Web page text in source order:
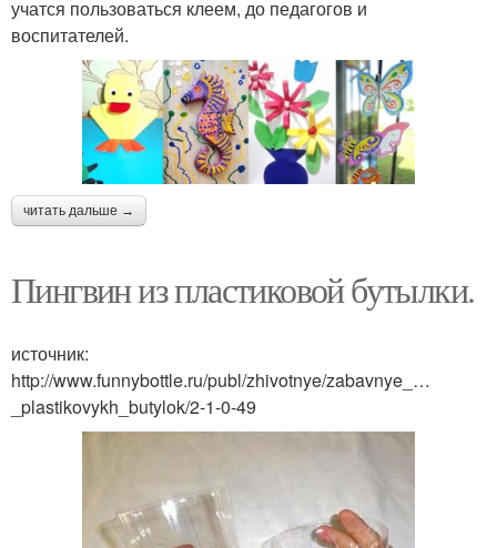
учатся пользоваться клеем, до педагогов и
воспитателей.
читать дальше →
Пингвин из пластиковой бутылки.
источник:
http://www.funnybottle.ru/publ/zhivotnye/zabavnye_…
_plastikovykh_butylok/2-1-0-49